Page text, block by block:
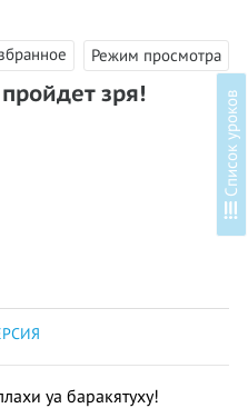
Режим просмотра
зря! в
уа баракятуху!